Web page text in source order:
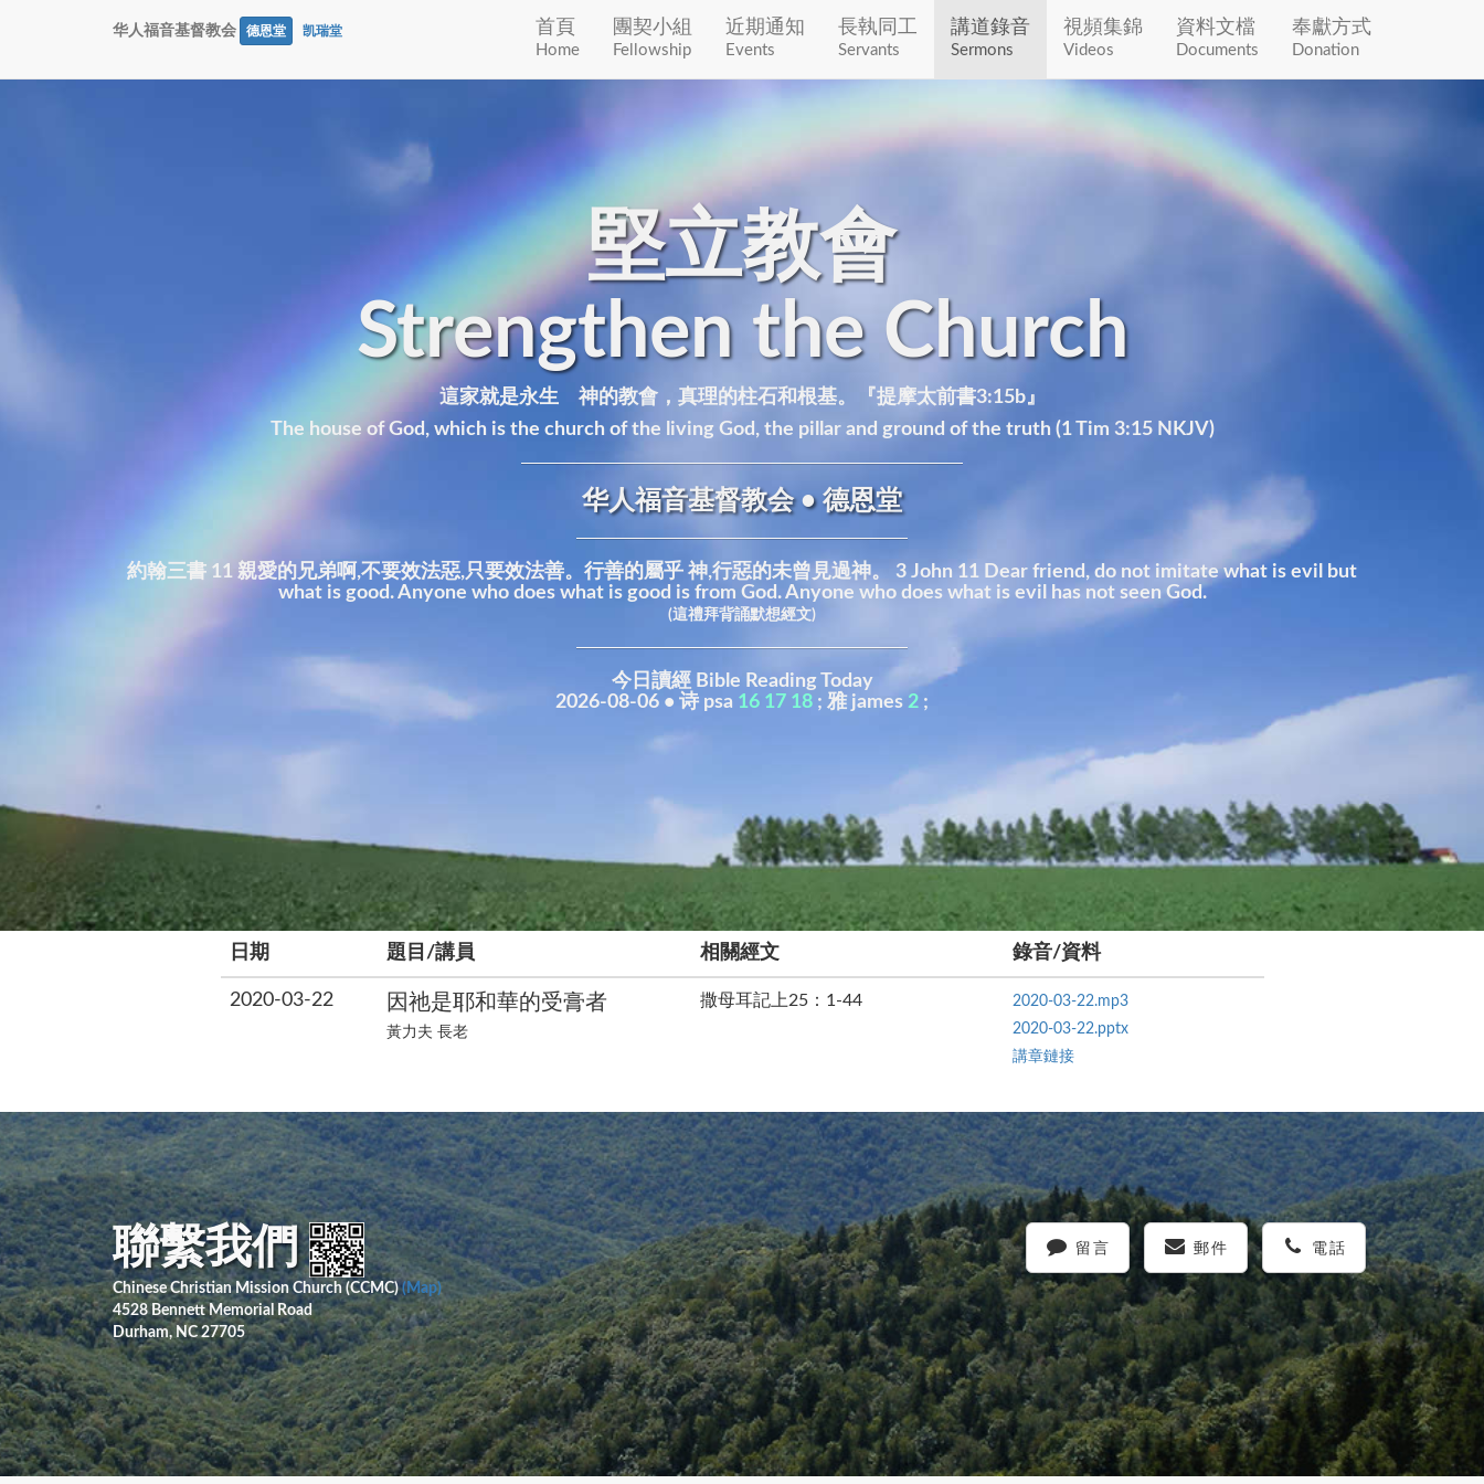
华人福音基督教会 德恩堂 凯瑞堂 首頁
Home
團契小組
Fellowship
近期通知
Events
長執同工
Servants
講道錄音
Sermons
視頻集錦
Videos
資料文檔
Documents
奉獻方式
Donation
堅立教會
Strengthen the Church
這家就是永生 神的教會，真理的柱石和根基。『提摩太前書3:15b』
The house of God, which is the church of the living God, the pillar and ground of the truth (1 Tim 3:15 NKJV)
华人福音基督教会 • 德恩堂
約翰三書 11 親愛的兄弟啊,不要效法惡,只要效法善。行善的屬乎 神,行惡的未曾見過神。 3 John 11 Dear friend, do not imitate what is evil but
what is good. Anyone who does what is good is from God. Anyone who does what is evil has not seen God.
(這禮拜背誦默想經文)
今日讀經 Bible Reading Today
2026-08-06 • 诗 psa 16 17 18 ; 雅 james 2 ;
日期 題目/講員 相關經文 錄音/資料
2020-03-22 因祂是耶和華的受膏者
黃力夫 長老
撒母耳記上25：1-44
2020-03-22.mp3
2020-03-22.pptx
講章鏈接
聯繫我們
Chinese Christian Mission Church (CCMC) (Map)
4528 Bennett Memorial Road
Durham, NC 27705
留言 郵件 電話